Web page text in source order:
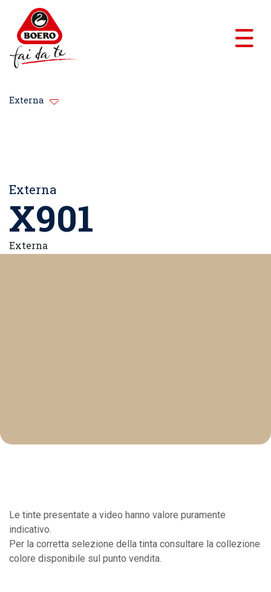
Externa
Externa
X901
Externa
Le tinte presentate a video hanno valore puramente
indicativo.
Per la corretta selezione della tinta consultare la collezione
colore disponibile sul punto vendita.